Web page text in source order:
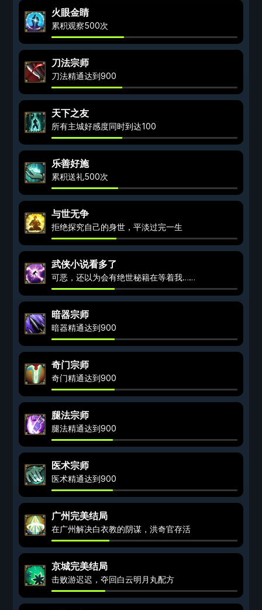
火眼金睛
累积观察500次
刀法宗师
刀法精通达到900
天下之友
所有主城好感度同时到达100
乐善好施
累积送礼500次
与世无争
拒绝探究自己的身世，平淡过完一生
武侠小说看多了
可恶，还以为会有绝世秘籍在等着我……
暗器宗师
暗器精通达到900
奇门宗师
奇门精通达到900
腿法宗师
腿法精通达到900
医术宗师
医术精通达到900
广州完美结局
在广州解决白衣教的阴谋，洪奇官存活
京城完美结局
击败游迟迟，夺回白云明月丸配方